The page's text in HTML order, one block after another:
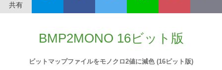
共有
BMP2MONO 16ビット版
ビットマップファイルをモノクロ2値に減色 (16ビット版)